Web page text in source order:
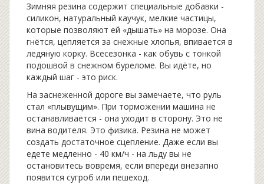
Зимняя резина содержит специальные добавки -
силикон, натуральный каучук, мелкие частицы,
которые позволяют ей «дышать» на морозе. Она
гнётся, цепляется за снежные хлопья, впивается в
ледяную корку. Всесезонка - как обувь с тонкой
подошвой в снежном буреломе. Вы идёте, но
каждый шаг - это риск.
На заснеженной дороге вы замечаете, что руль
стал «плывущим». При торможении машина не
останавливается - она уходит в сторону. Это не
вина водителя. Это физика. Резина не может
создать достаточное сцепление. Даже если вы
едете медленно - 40 км/ч - на льду вы не
остановитесь вовремя, если впереди внезапно
появится сугроб или пешеход.